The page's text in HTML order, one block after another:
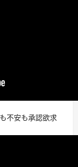
不安も承認欲求